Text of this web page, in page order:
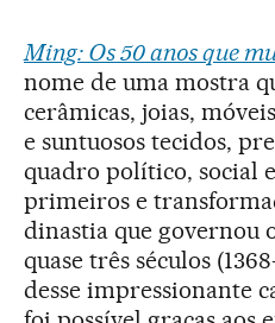
Ming: Os 50 anos que
nome de uma mostra
cerâmicas, joias,
e suntuosos tecidos,
quadro político, social
primeiros e
dinastia que governou
quase três séculos
desse impressionante